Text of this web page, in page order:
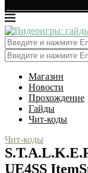
Магазин
Новости
Прохождение
Гайды
Чит-коды
Чит-коды
UE4SS